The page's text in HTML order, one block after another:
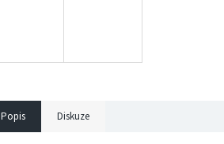
Popis Diskuze